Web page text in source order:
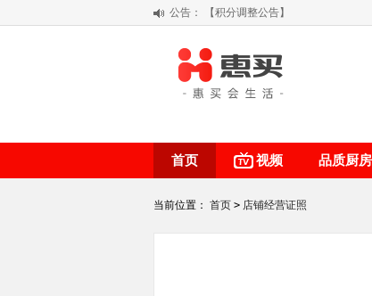
公告：
【积分调整公告】
关于假冒我公司“惠买小程序“的声明
【公告】防诈骗提醒
首页 视频 品质厨房
当前位置： 首页 > 店铺经营证照